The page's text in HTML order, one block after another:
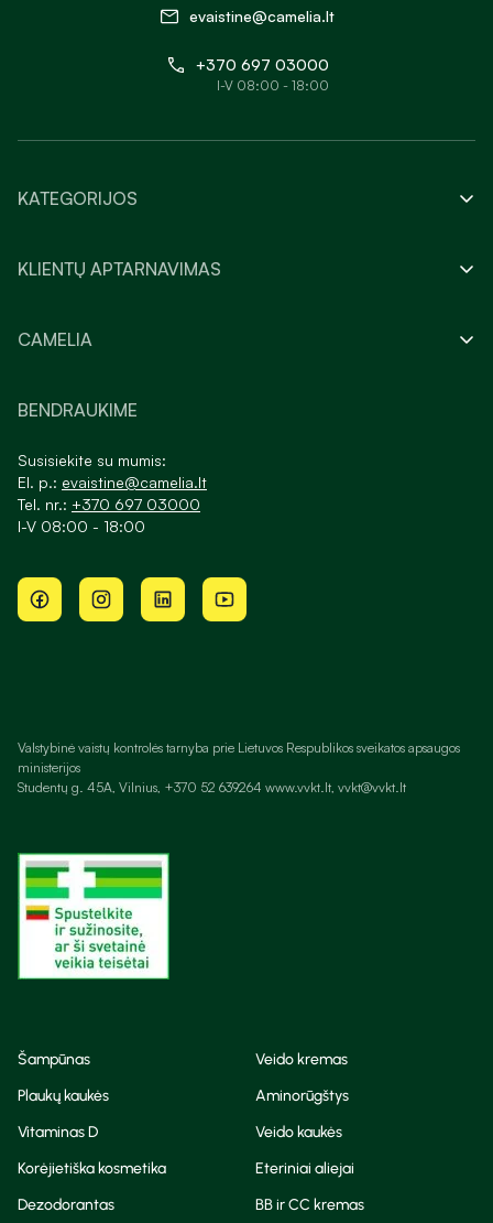
evaistine@camelia.lt
+370 697 03000
I-V 08:00 - 18:00
KATEGORIJOS
KLIENTŲ APTARNAVIMAS
CAMELIA
BENDRAUKIME
Susisiekite su mumis:
El. p.: evaistine@camelia.lt
Tel. nr.: +370 697 03000
I-V 08:00 - 18:00
Valstybinė vaistų kontrolės tarnyba prie Lietuvos Respublikos sveikatos apsaugos
ministerijos
Studentų g. 45A, Vilnius, +370 52 639264 www.vvkt.lt, vvkt@vvkt.lt
Šampūnas
Veido kremas
Plaukų kaukės
Aminorūgštys
Vitaminas D
Veido kaukės
Korėjietiška kosmetika
Eteriniai aliejai
Dezodorantas
BB ir CC kremas